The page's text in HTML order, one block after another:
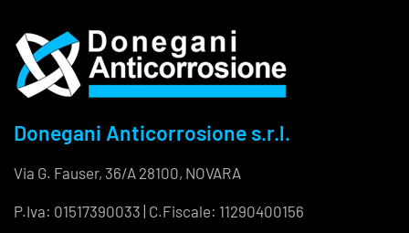
Donegani Anticorrosione s.r.l.
Via G. Fauser, 36/A 28100, NOVARA
P.Iva: 01517390033 | C.Fiscale: 11290400156